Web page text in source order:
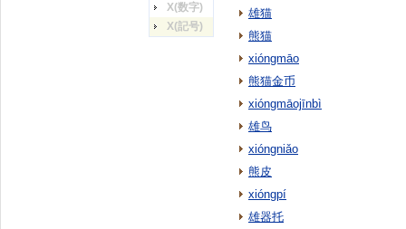
X(数字)
X(記号)
雄猫
熊猫
xióngmāo
熊猫金币
xióngmāojīnbì
雄鸟
xióngniǎo
熊皮
xióngpí
雄器托